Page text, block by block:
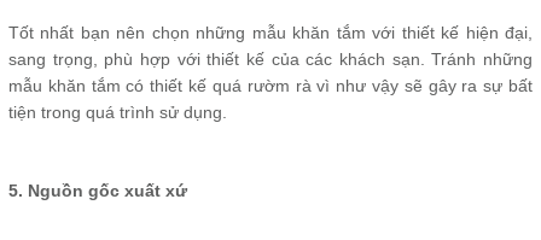
Tốt nhất bạn nên chọn những mẫu khăn tắm với thiết kế hiện đại,
sang trọng, phù hợp với thiết kế của các khách sạn. Tránh những
mẫu khăn tắm có thiết kế quá rườm rà vì như vậy sẽ gây ra sự bất
tiện trong quá trình sử dụng.
5. Nguồn gốc xuất xứ